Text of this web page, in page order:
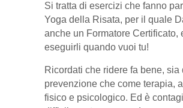
Si tratta di esercizi che fanno
Yoga della Risata, per il quale
anche un Formatore Certificato,
eseguirli quando vuoi tu!
Ricordati che ridere fa bene, sia
prevenzione che come terapia,
fisico e psicologico. Ed è